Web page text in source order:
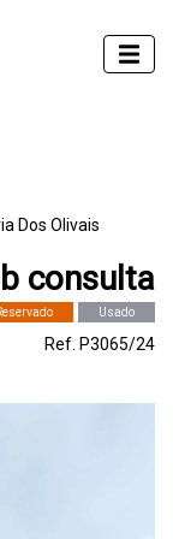
Dos Olivais
consulta
Usado
Ref. P3065/24